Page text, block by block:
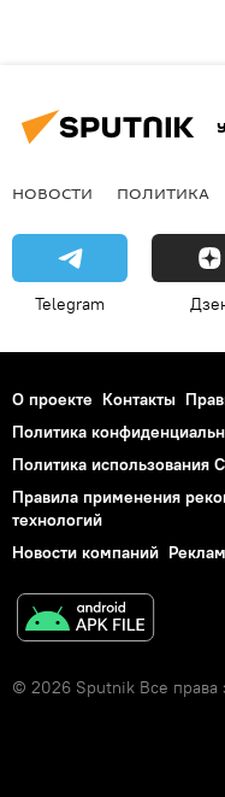
НОВОСТИ ПОЛИТИКА
Telegram
О проекте Контакты
Политика
Политика использования
Правила применения
технологий
Новости компаний
© 2026 Sputnik Все